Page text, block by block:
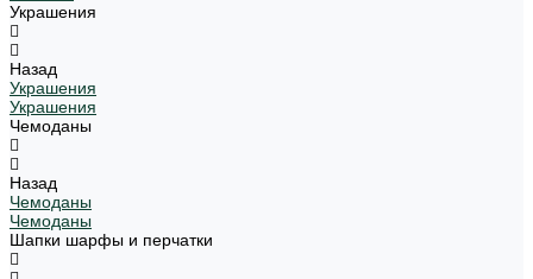
Украшения
Назад
Украшения
Украшения
Чемоданы
Назад
Чемоданы
Чемоданы
Шапки шарфы и перчатки